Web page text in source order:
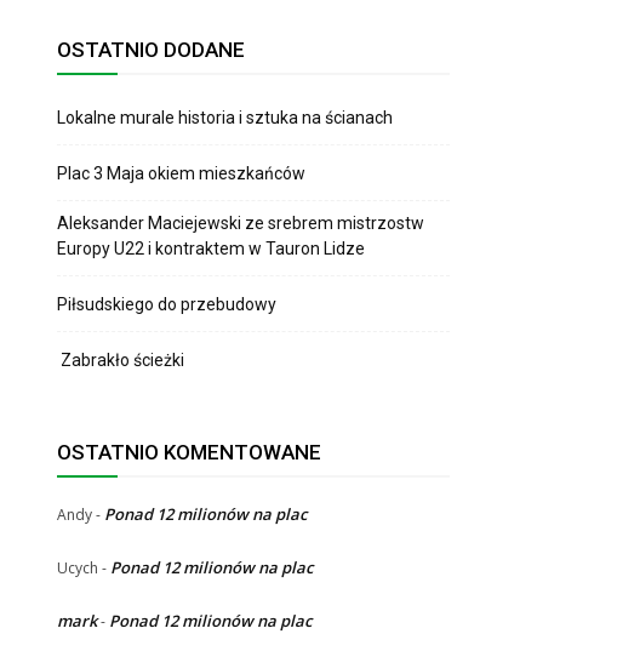
OSTATNIO DODANE
Lokalne murale historia i sztuka na ścianach
Plac 3 Maja okiem mieszkańców
Aleksander Maciejewski ze srebrem mistrzostw
Europy U22 i kontraktem w Tauron Lidze
Piłsudskiego do przebudowy
Zabrakło ścieżki
OSTATNIO KOMENTOWANE
Andy- Ponad 12 milionów na plac
Ucych - Ponad 12 milionów na plac
mark- Ponad 12 milionów na plac